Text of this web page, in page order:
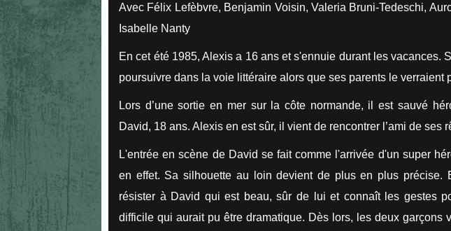
Avec Félix Lefèbvre, Benjamin Voisin, Valeria Bruni-Tedeschi,
Isabelle Nanty
En cet été 1985, Alexis a 16 ans et s'ennuie durant les vacances.
poursuivre dans la voie littéraire alors que ses parents le verraient
Lors d’une sortie en mer sur la côte normande, il est sauvé
David, 18 ans. Alexis en est sûr, il vient de rencontrer l’ami de ses
L'entrée en scène de David se fait comme l'arrivée d'un super
en effet. Sa silhouette au loin devient de plus en plus précise.
résister à David qui est beau, sûr de lui et connaît les gestes
difficile qui aurait pu être dramatique. Dès lors, les deux garçons